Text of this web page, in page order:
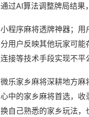
通过AI算法调整牌局结果
小程序麻将透牌神器；用
分用户反映其他玩家可能
连接等技术手段实现不平
微乐家乡麻将深耕地方
心中的家乡麻将首选，
换自己熟悉的家乡玩法